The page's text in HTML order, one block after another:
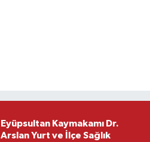
Eyüpsultan Kaymakamı Dr.
Arslan Yurt ve İlçe Sağlık